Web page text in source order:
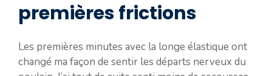
premières frictions
Les premières minutes avec la longe élastique ont
changé ma façon de sentir les départs nerveux du